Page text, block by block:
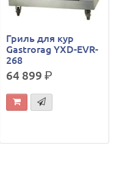
Гриль для кур
Gastrorag YXD-EVR-
268
64 899р.